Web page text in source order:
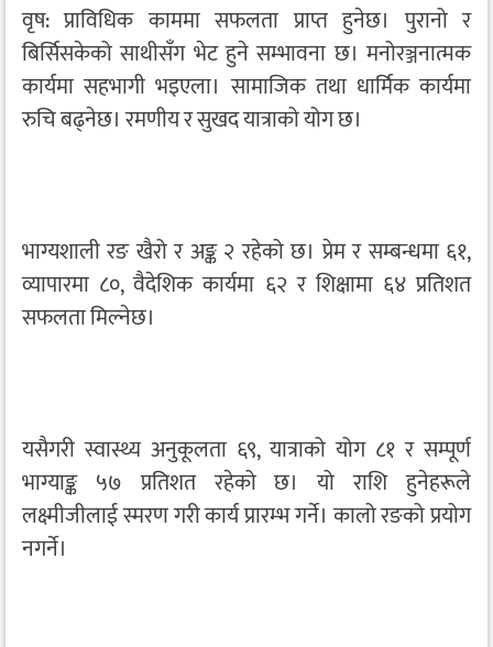
वृष: प्राविधिक काममा सफलता प्राप्त हुनेछ। पुरानो र
बिर्सिसकेको साथीसँग भेट हुने सम्भावना छ। मनोरञ्जनात्मक
कार्यमा सहभागी भइएला। सामाजिक तथा धार्मिक कार्यमा
रुचि बढ्नेछ। रमणीय र सुखद यात्राको योग छ।
भाग्यशाली रङ खैरो र अङ्क २ रहेको छ। प्रेम र सम्बन्धमा ६१,
व्यापारमा ८०, वैदेशिक कार्यमा ६२ र शिक्षामा ६४ प्रतिशत
सफलता मिल्नेछ।
यसैगरी स्वास्थ्य अनुकूलता ६९, यात्राको योग ८१ र सम्पूर्ण
भाग्याङ्क ५७ प्रतिशत रहेको छ। यो राशि हुनेहरूले
लक्ष्मीजीलाई स्मरण गरी कार्य प्रारम्भ गर्ने। कालो रङको प्रयोग
नगर्ने।